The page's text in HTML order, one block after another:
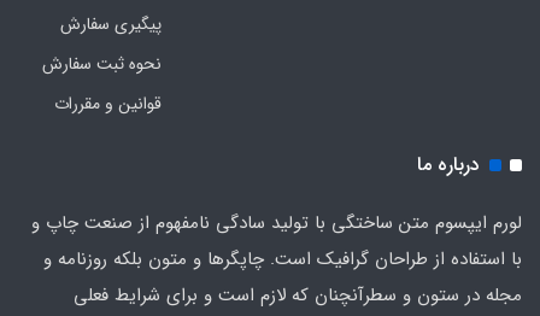
پیگیری سفارش
نحوه ثبت سفارش
قوانین و مقررات
درباره ما
لورم ایپسوم متن ساختگی با تولید سادگی نامفهوم از صنعت چاپ و
با استفاده از طراحان گرافیک است. چاپگرها و متون بلکه روزنامه و
مجله در ستون و سطرآنچنان که لازم است و برای شرایط فعلی